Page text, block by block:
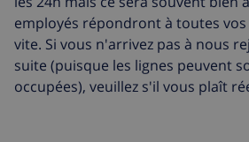
employés répondront à toutes
vite. Si vous n'arrivez pas à nous
suite (puisque les lignes peuvent
occupées), veuillez s'il vous plaît